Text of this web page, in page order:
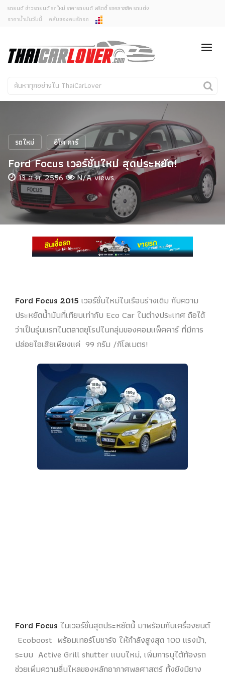
ยกเลิกการแจ้งเตือน
คุณต้องการยกเลิกการแจ้งเตือนข่าวสารเมื่อมีการอัพเดต
ใช่หรือไม่?
ไม่
รถยนต์ ข่าวรถยนต์ รถใหม่ ราคารถยนต์ พริตตี้ รถคลาสสิค รถแต่ง
ราคาน้ำมันวันนี้
คลับของคนรักรถ
รถใหม่
คนรักรถ
รถแต่ง
งานแสดงรถ
Car In The Movie
สเปคราคา รถยนต์
รถใหม่ อีโค คาร์
Ford Focus เวอร์ชั่นใหม่ สุดประหยัด!
13 ส.ค. 2556 N/A views
Ford Focus 2015 เวอร์ชั่นใหม่ในเรือนร่างเดิม กับความ
ประหยัดน้ำมันที่เทียบเท่ากับ Eco Car ในต่างประเทศ ถือได้
ว่าเป็นรุ่นแรกในตลาดยุโรปในกลุ่มของคอมแพ็คคาร์ ที่มีการ
ปล่อยไอเสียเพียงแค่ 99 กรัม /กิโลเมตร!
Ford Focus ในเวอร์ชั่นสุดประหยัดนี้ มาพร้อมกับเครื่องยนต์
Ecoboost พร้อมเทอร์โบชาร์จ ให้กำลังสูงสุด 100 แรงม้า,
ระบบ Active Grill shutter แบบใหม่, เพิ่มการบุใต้ท้องรถ
ช่วยเพิ่มความลื่นไหลของหลักอากาศพลศาสตร์ ทั้งยังมียาง